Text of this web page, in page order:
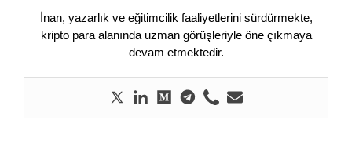
İnan, yazarlık ve eğitimcilik faaliyetlerini sürdürmekte,
kripto para alanında uzman görüşleriyle öne çıkmaya
devam etmektedir.